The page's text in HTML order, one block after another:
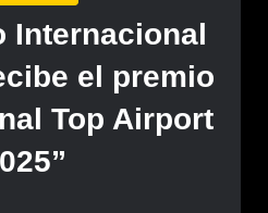
Internacional
el premio
Top Airport